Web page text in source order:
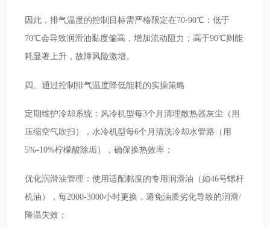
因此，排气温度的控制目标需严格限定在70-90℃：低于
70℃会导致润滑油黏度偏高，增加流动阻力；高于90℃则能
耗显著上升，故障风险激增。
四、通过控制排气温度降低能耗的实操策略
定期维护冷却系统：风冷机型每3个月清理散热器灰尘（用
压缩空气吹扫），水冷机型每6个月清洗冷却水管路（用
5%-10%柠檬酸除垢），确保换热效率；
优化润滑油管理：使用适配黏度的专用润滑油（如46号螺杆
机油），每2000-3000小时更换，避免油质劣化导致的润滑/
降温失效；